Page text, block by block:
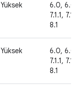
Yüksek
6.0,
7.1.1,
8.1
Yüksek
6.0,
7.1.1,
8.1